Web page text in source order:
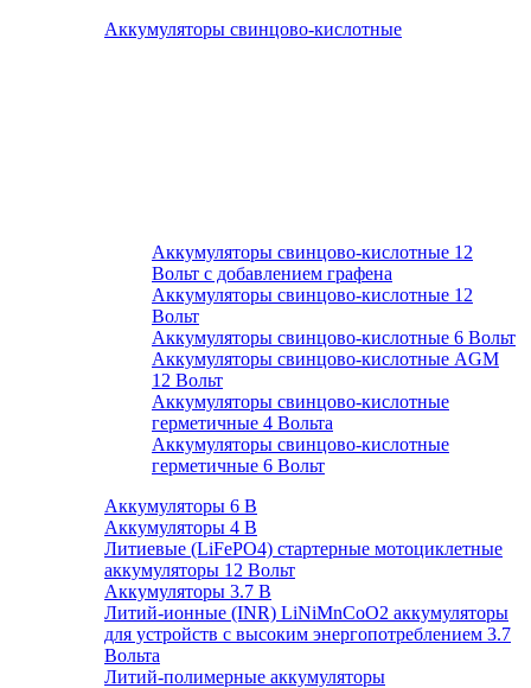
Аккумуляторы свинцово-кислотные
Аккумуляторы свинцово-кислотные 12
Вольт с добавлением графена
Аккумуляторы свинцово-кислотные 12
Вольт
Аккумуляторы свинцово-кислотные 6 Вольт
Аккумуляторы свинцово-кислотные AGM
12 Вольт
Аккумуляторы свинцово-кислотные
герметичные 4 Вольта
Аккумуляторы свинцово-кислотные
герметичные 6 Вольт
Аккумуляторы 6 В
Аккумуляторы 4 В
Литиевые (LiFePO4) стартерные мотоциклетные
аккумуляторы 12 Вольт
Аккумуляторы 3.7 В
Литий-ионные (INR) LiNiMnCoO2 аккумуляторы
для устройств с высоким энергопотреблением 3.7
Вольта
Литий-полимерные аккумуляторы